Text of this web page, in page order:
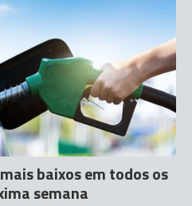
baixos em todos os
semana